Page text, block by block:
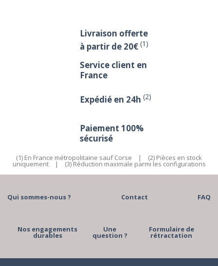
Livraison offerte
à partir de 20€ (1)
Service client en
France
Expédié en 24h (2)
Paiement 100%
sécurisé
(1) En France métropolitaine sauf Corse | (2) Pièces en stock
uniquement | (3) Réduction maximale parmi les configurations
Qui sommes-nous ? Contact FAQ
Nos engagements
durables
Une
question ?
Formulaire de
rétractation